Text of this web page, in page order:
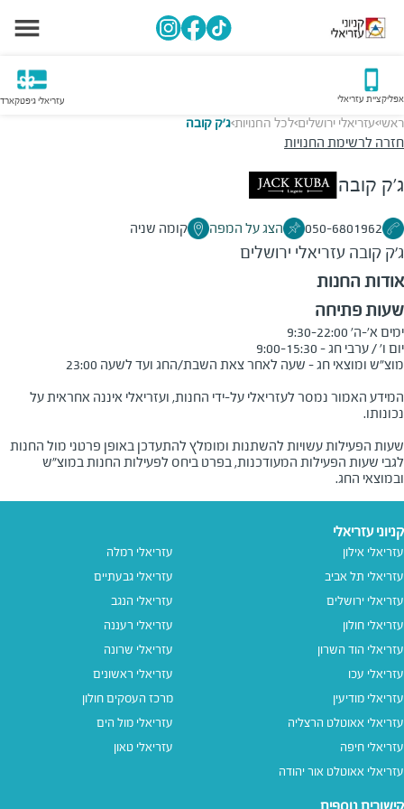
אפליקציית עזריאלי עזריאלי גיפטקארד
ראשי>עזריאלי ירושלים>לכל החנויות>ג'ק קובה
חזרה לרשימת החנויות
ג'ק קובה
050-6801962 הצג על המפה קומה שניה
ג'ק קובה עזריאלי ירושלים
אודות החנות
שעות פתיחה
המידע האמור נמסר לעזריאלי על-ידי החנות, ועזריאלי איננה אחראית על
שעות הפעילות עשויות להשתנות ומומלץ להתעדכן באופן פרטני מול החנות
לגבי שעות הפעילות המעודכנות, בפרט ביחס לפעילות החנות במוצ"ש
ובמוצאי החג.
קניוני עזריאלי
עזריאלי אילון
עזריאלי תל אביב
עזריאלי ירושלים
עזריאלי חולון
עזריאלי הוד השרון
עזריאלי עכו
עזריאלי מודיעין
עזריאלי אאוטלט הרצליה
עזריאלי חיפה
עזריאלי אאוטלט אור יהודה
עזריאלי רמלה
עזריאלי גבעתיים
עזריאלי הנגב
עזריאלי רעננה
עזריאלי שרונה
עזריאלי ראשונים
מרכז העסקים חולון
עזריאלי מול הים
עזריאלי טאון